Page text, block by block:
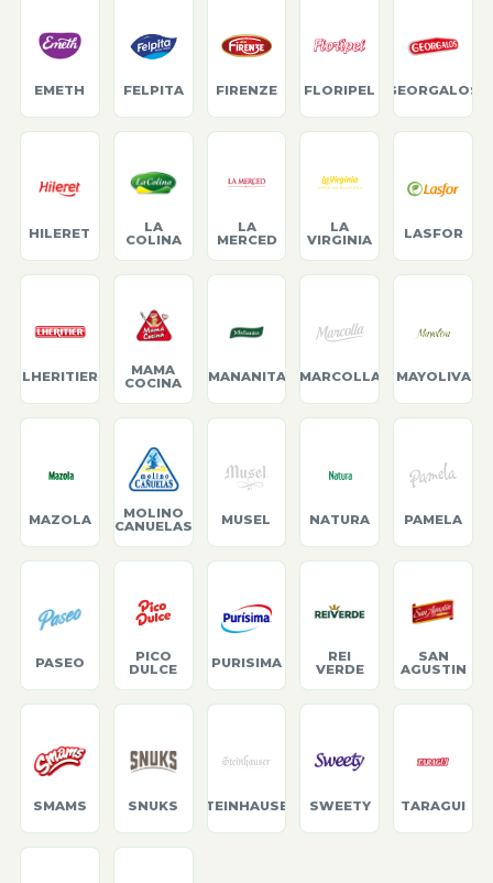
EMETH FELPITA FIRENZE FLORIPEL GEORGALOS
HILERET
LA
COLINA
LA
MERCED
LA
VIRGINIA
LASFOR
LHERITIER
MAMA
COCINA
MANANITA MARCOLLA MAYOLIVA
MAZOLA
MOLINO
CANUELAS
MUSEL NATURA PAMELA
PASEO
PICO
DULCE
PURISIMA
REI
VERDE
SAN
AGUSTIN
SMAMS SNUKS STEINHAUSER SWEETY TARAGUI